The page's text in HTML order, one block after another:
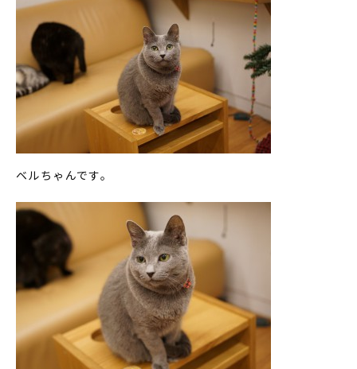
ベルちゃんです。